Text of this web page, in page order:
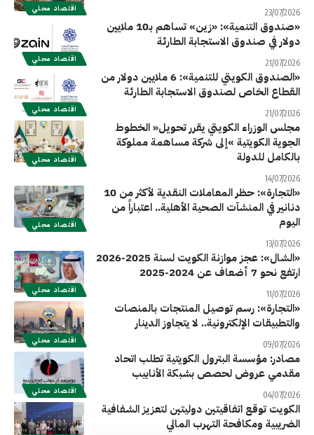
اقتصاد محلي 23/07/2026
اقتصاد محلي
«صندوق التنمية»: «زين» تساهم بـ10 ملايين
دولار في صندوق الاستجابة الطارئة
21/07/2026
اقتصاد محلي
«الصندوق الكويتي للتنمية»: 6 ملايين دولار من
القطاع الخاص لصندوق الاستجابة الطارئة
21/07/2026
اقتصاد محلي
‬بالكامل‭ ‬للدولة
14/07/2026
اقتصاد محلي
«التجارة»: حظر المعاملات النقدية لأكثر من 10
دنانير في المنشآت الصحية الأهلية.. اعتباراً من
اليوم
13/07/2026
اقتصاد محلي
«الشال»: عجز موازنة الكويت لسنة 2025-2026
ارتفع نحو 7 أضعاف عن 2024-2025
11/07/2026
اقتصاد محلي
«التجارة»: رسم توصيل المنتجات بالمنصات
والتطبيقات الإلكترونية.. لا يتجاوز الدينار
09/07/2026
اقتصاد محلي
مصادر: مؤسسة البترول الكويتية تطلب اتحاد
مقدمي عروض لحصص بشبكة الأنابيب
04/07/2026
الكويت توقع اتفاقيتين دوليتين لتعزيز الشفافية
الضريبية ومكافحة التهرب المالي